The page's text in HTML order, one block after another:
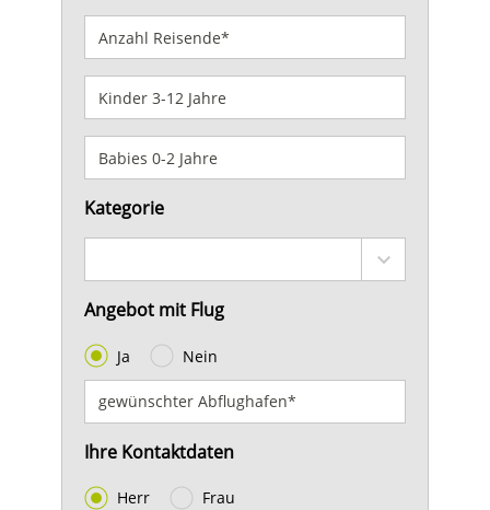
Kategorie
Angebot mit Flug
Ja Nein
Ihre Kontaktdaten
Herr Frau